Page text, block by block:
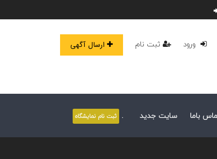
ورود ثبت نام ارسال آگهی
باما سایت جدید . ثبت نام نمایشگاه